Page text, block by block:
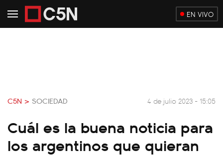
EN VIVO
C5N > SOCIEDAD 4 de julio 2023 - 15:05
Cuál es la buena noticia para
los argentinos que quieran